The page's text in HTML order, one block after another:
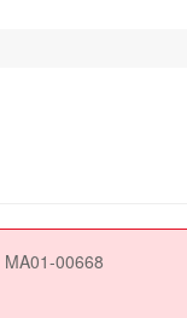
MA01-00668